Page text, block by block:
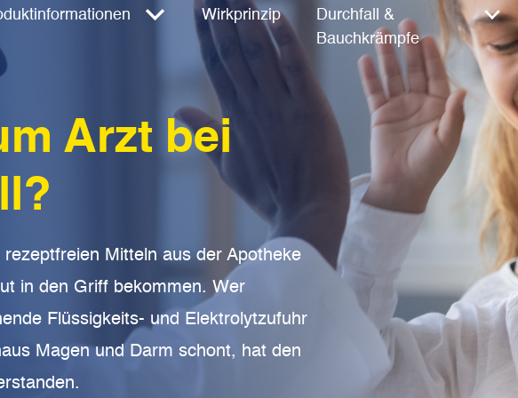
Wirkprinzip
Durchfall &
Bauchkrämpfe
Arzt bei
Mitteln aus der Apotheke
in den Griff bekommen. Wer
Flüssigkeits- und Elektrolytzufuhr
Magen und Darm schont, hat den